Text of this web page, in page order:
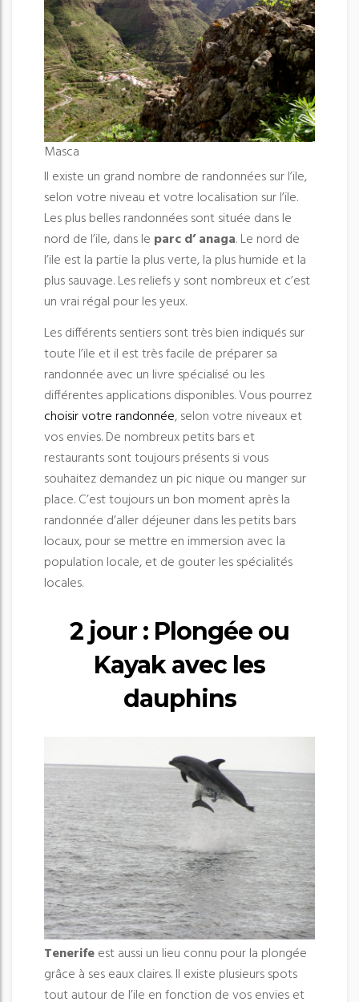
Masca
Il existe un grand nombre de randonnées sur l’ile,
selon votre niveau et votre localisation sur l’ile.
Les plus belles randonnées sont située dans le
nord de l’ile, dans le parc d’ anaga. Le nord de
l’ile est la partie la plus verte, la plus humide et la
plus sauvage. Les reliefs y sont nombreux et c’est
un vrai régal pour les yeux.
Les différents sentiers sont très bien indiqués sur
toute l’ile et il est très facile de préparer sa
randonnée avec un livre spécialisé ou les
différentes applications disponibles. Vous pourrez
choisir votre randonnée, selon votre niveaux et
vos envies. De nombreux petits bars et
restaurants sont toujours présents si vous
souhaitez demandez un pic nique ou manger sur
place. C’est toujours un bon moment après la
randonnée d’aller déjeuner dans les petits bars
locaux, pour se mettre en immersion avec la
population locale, et de gouter les spécialités
locales.
2 jour : Plongée ou
Kayak avec les
dauphins
Tenerifeest aussi un lieu connu pour la plongée
grâce à ses eaux claires. Il existe plusieurs spots
tout autour de l’ile en fonction de vos envies et